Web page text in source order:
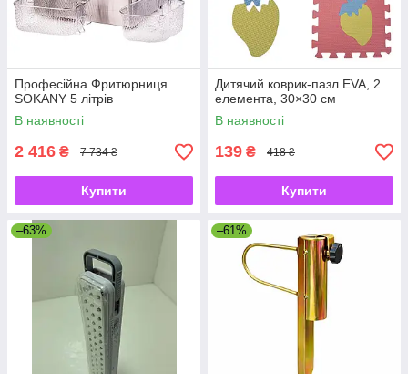
Професійна Фритюрниця
SOKANY 5 літрів
В наявності
2 416 ₴ 7 734 ₴
Купити
Дитячий коврик-пазл EVA, 2
елемента, 30×30 см
В наявності
139 ₴ 418 ₴
Купити
–63% –61%